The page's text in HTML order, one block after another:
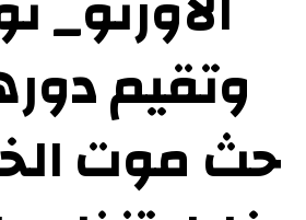
وتقيم
حث موت